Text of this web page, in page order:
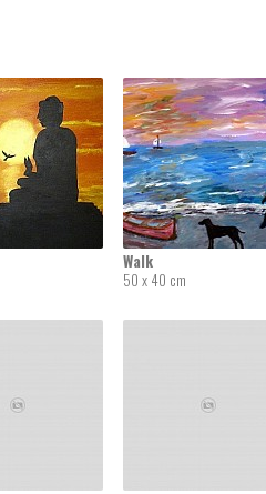
Walk
50 x 40 cm